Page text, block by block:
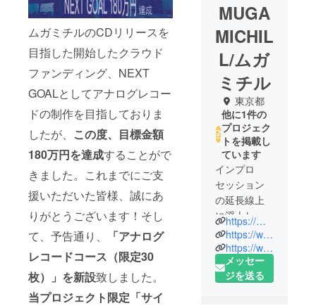
ムガミチルのCDリリースを
目指した開始したクラウド
ファンディング、NEXT
GOALとしてアナログレコー
ドの制作を目指しておりま
したが、 この度、目標金額
180万円を達成することがで
きました。これまでにご支
援いただいた皆様、誠にあ
りがとうございます！そし
て、予告通り、
「アナログ
レコードコース（限定30
枚）」を新設致しました。
当プロジェクト限定「サイ
MUGA
MICHIL
L/ムガ
ミチル
東京都
他に1件の
プロジェク
トを掲載し
ています
インプロ
セッション
の延長線上
に浮上した
色彩感、透
明感、アン
ビエンスを
融合し最大
https://mugamichill.com/
https://www.instagram.com/mugamichill/
https://www.youtube.com/channel/UCK2pBGMygqjtrDda0p8loZQ
メッセー
ジを送る